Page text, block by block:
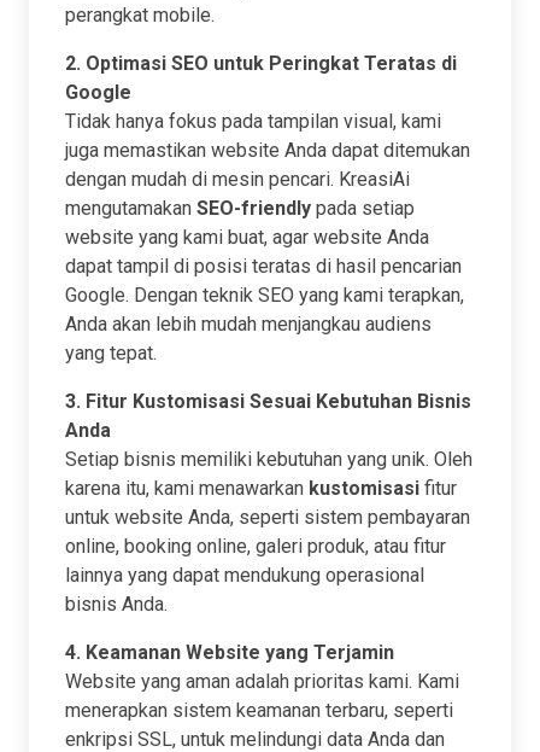
perangkat mobile.
2. Optimasi SEO untuk Peringkat Teratas di
Google
Tidak hanya fokus pada tampilan visual, kami
juga memastikan website Anda dapat ditemukan
dengan mudah di mesin pencari. KreasiAi
mengutamakan SEO-friendly pada setiap
website yang kami buat, agar website Anda
dapat tampil di posisi teratas di hasil pencarian
Google. Dengan teknik SEO yang kami terapkan,
Anda akan lebih mudah menjangkau audiens
yang tepat.
3. Fitur Kustomisasi Sesuai Kebutuhan Bisnis
Anda
Setiap bisnis memiliki kebutuhan yang unik. Oleh
karena itu, kami menawarkan kustomisasi fitur
untuk website Anda, seperti sistem pembayaran
online, booking online, galeri produk, atau fitur
lainnya yang dapat mendukung operasional
bisnis Anda.
4. Keamanan Website yang Terjamin
Website yang aman adalah prioritas kami. Kami
menerapkan sistem keamanan terbaru, seperti
enkripsi SSL, untuk melindungi data Anda dan